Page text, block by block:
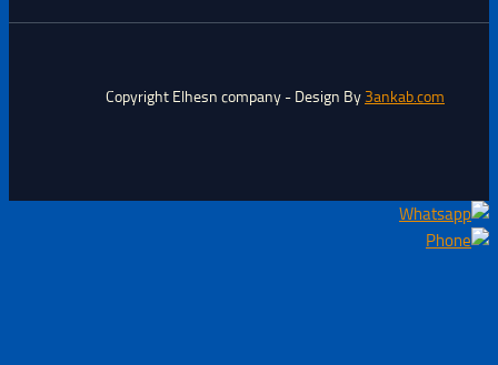
Copyright Elhesn company - Design By